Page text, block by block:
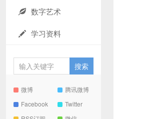
数字艺术
学习资料
微博
腾讯微博
Facebook
Twitter